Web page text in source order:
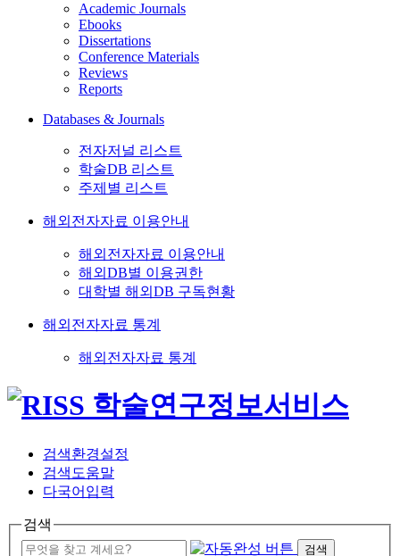
Academic Journals
Ebooks
Dissertations
Conference Materials
Reviews
Reports
Databases & Journals
전자저널 리스트
학술DB 리스트
주제별 리스트
해외전자자료 이용안내
해외전자자료 이용안내
해외DB별 이용권한
대학별 해외DB 구독현황
해외전자자료 통계
해외전자자료 통계
검색환경설정
검색도움말
다국어입력
검색
검색